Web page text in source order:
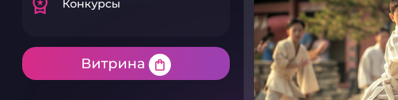
Конкурсы
Витрина shopping_bag